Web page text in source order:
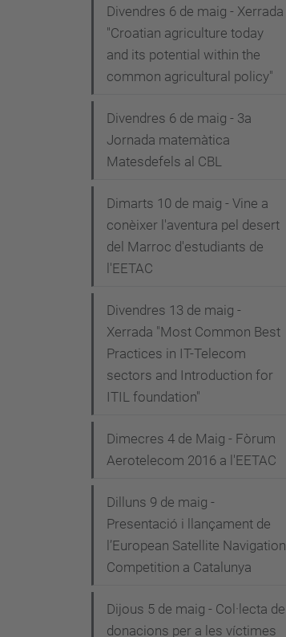
Divendres 6 de maig - Xerrada
"Croatian agriculture today
and its potential within the
common agricultural policy"
Divendres 6 de maig - 3a
Jornada matemàtica
Matesdefels al CBL
Dimarts 10 de maig - Vine a
conèixer l'aventura pel desert
del Marroc d'estudiants de
l'EETAC
Divendres 13 de maig -
Xerrada "Most Common Best
Practices in IT-Telecom
sectors and Introduction for
ITIL foundation"
Dimecres 4 de Maig - Fòrum
Aerotelecom 2016 a l'EETAC
Dilluns 9 de maig -
Presentació i llançament de
l’European Satellite Navigation
Competition a Catalunya
Dijous 5 de maig - Col·lecta de
donacions per a les víctimes